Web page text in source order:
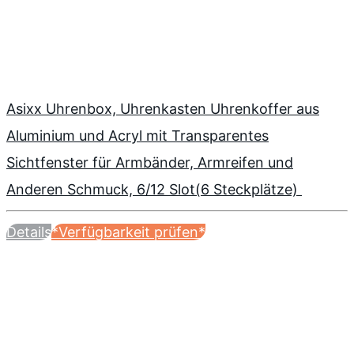
Asixx Uhrenbox, Uhrenkasten Uhrenkoffer aus
Aluminium und Acryl mit Transparentes
Sichtfenster für Armbänder, Armreifen und
Anderen Schmuck, 6/12 Slot(6 Steckplätze)
Details*Verfügbarkeit prüfen*